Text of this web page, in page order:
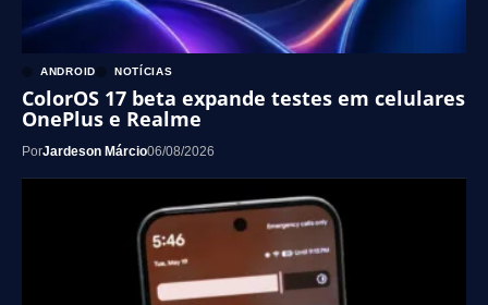
ANDROID NOTÍCIAS
ColorOS 17 beta expande testes em celulares
OnePlus e Realme
PorJardeson Márcio06/08/2026